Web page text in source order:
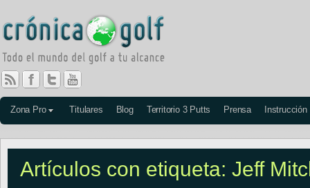
Zona Pro Titulares Blog Territorio 3 Putts Prensa Instrucción
Artículos con etiqueta: Jeff